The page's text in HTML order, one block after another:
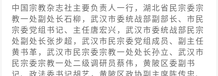
中国宗教杂志社主要负责人一行，湖北省民宗委宗
教一处副处长石柳，武汉市委统战部副部长、市民
宗委党组书记、主任唐宏兴，武汉市委统战部民宗
处副处长张步超，武汉市民宗委党组成员、副主任
黄书革，武汉市民宗委宗教一处处长孙立、武汉市
民宗委宗教一处二级调研员蔡伟，黄陂区委副书
记、政法委书记胡艺，黄陂区政协副主席陈传忠、